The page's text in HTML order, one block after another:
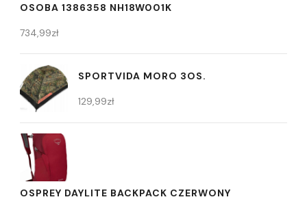
OSOBA 1386358 NH18W001K
734,99zł
SPORTVIDA MORO 3OS.
129,99zł
OSPREY DAYLITE BACKPACK CZERWONY